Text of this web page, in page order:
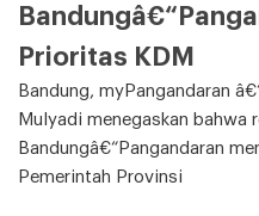
Prioritas KDM
Bandung, myPangandaran
Mulyadi menegaskan bahwa
Bandungâ€“Pangandaran
Pemerintah Provinsi